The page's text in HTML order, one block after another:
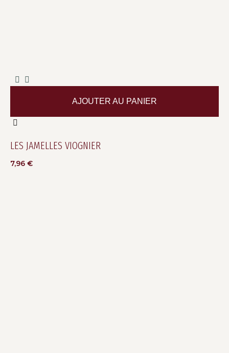
LES JAMELLES VIOGNIER
7,96 €
AJOUTER AU PANIER